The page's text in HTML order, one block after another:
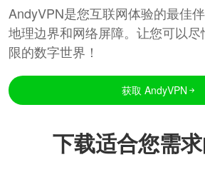
AndyVPN是您互联网体验的最佳
地理边界和网络屏障。让您可以
限的数字世界！
获取 AndyVPN
下载适合您需